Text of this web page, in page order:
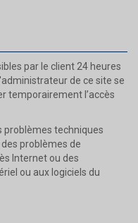
par le client 24 heures
de ce site se
temporairement l’accès
problèmes techniques
problèmes de
Internet ou des
ou aux logiciels du